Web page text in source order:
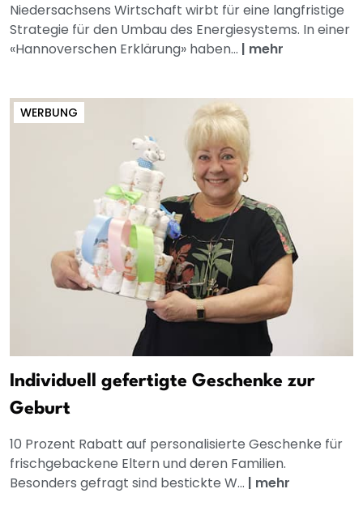
Niedersachsens Wirtschaft wirbt für eine langfristige
Strategie für den Umbau des Energiesystems. In einer
«Hannoverschen Erklärung» haben... | mehr
WERBUNG
Individuell gefertigte Geschenke zur
Geburt
10 Prozent Rabatt auf personalisierte Geschenke für
frischgebackene Eltern und deren Familien.
Besonders gefragt sind bestickte W... | mehr